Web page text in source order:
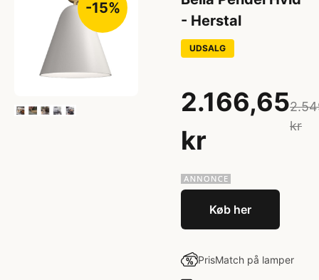
-15%
- Herstal
UDSALG
2.166,65
kr
kr
Køb her
PrisMatch på lamper